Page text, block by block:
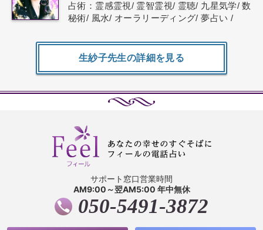
占術：霊感霊視/ 霊智霊視/ 霊聴/ 九星気学/ 数
秘術/ 風水/ オーラリーディング/ 夢占い /
生紗子先生の詳細を見る
サポート窓口営業時間
AM9:00～翌AM5:00 年中無休
050-5491-3872